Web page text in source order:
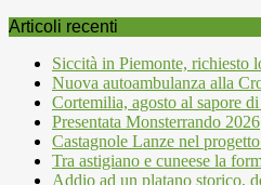
Articoli recenti
Siccità in Piemonte, richiesto
Nuova autoambulanza alla
Cortemilia, agosto al sapore
Presentata Monsterrando 2026
Castagnole Lanze nel
Tra astigiano e cuneese la
Addio ad un platano storico,